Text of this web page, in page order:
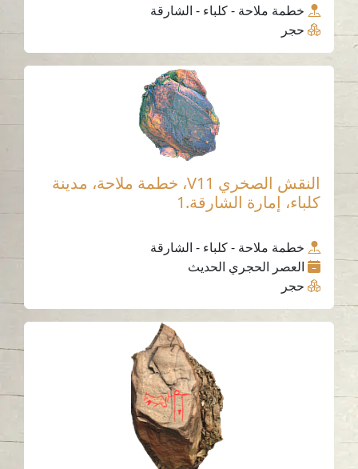
خطمة ملاحة - كلباء - الشارقة
حجر
النقش الصخري V11، خطمة ملاحة، مدينة
كلباء، إمارة الشارقة.1
خطمة ملاحة - كلباء - الشارقة
العصر الحجري الحديث
حجر